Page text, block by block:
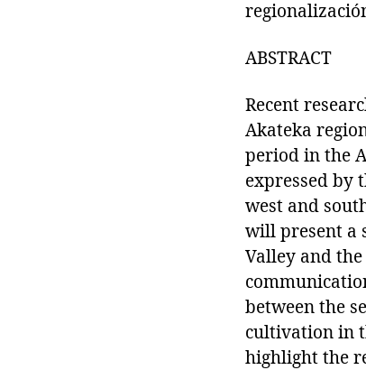
ABSTRACT
Recent
Akateka
period in the
expressed by
west and
will present a
Valley and
between the
cultivation in
highlight the